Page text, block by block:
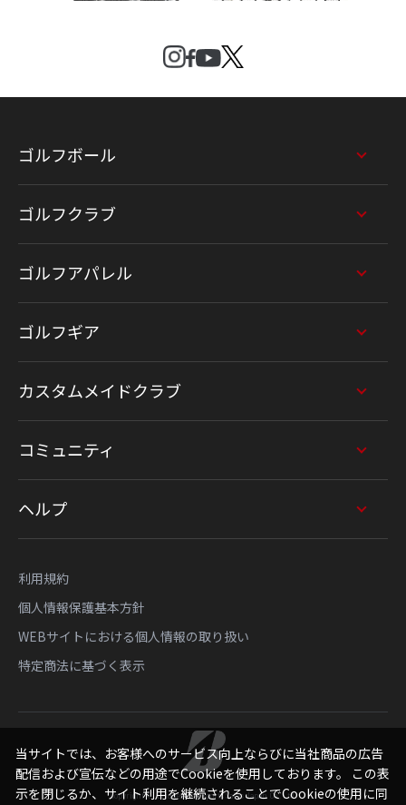
ゴルフボール
ゴルフクラブ
ゴルフアパレル
ゴルフギア
カスタムメイドクラブ
コミュニティ
ヘルプ
利用規約
個人情報保護基本方針
WEBサイトにおける個人情報の取り扱い
特定商法に基づく表示
Copyright © Bridgestone Sports Sales Japan Co., Ltd.
当サイトでは、お客様へのサービス向上ならびに当社商品の広告
配信および宣伝などの用途でCookieを使用しております。 この表
示を閉じるか、サイト利用を継続されることでCookieの使用に同